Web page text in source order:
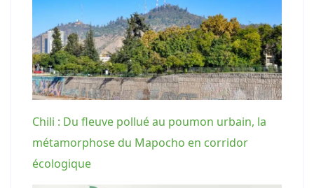
Chili : Du fleuve pollué au poumon urbain, la
métamorphose du Mapocho en corridor
écologique